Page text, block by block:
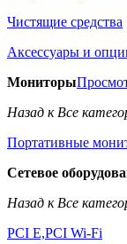
Чистящие средства
Аксессуары и
Мониторы
Назад к Все
Портативные
Сетевое
Назад к Все
PCI E,PCI Wi-Fi